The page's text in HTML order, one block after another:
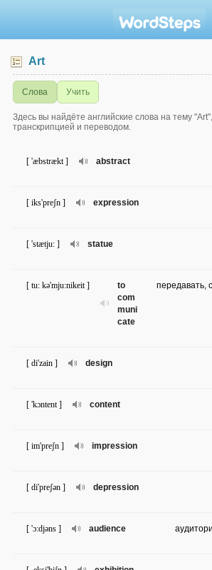
Art
Слова Учить
Здесь вы найдёте английские слова на тему
транскрипцией и переводом.
abstract
[ 'æbstrækt ]
expression
[ iks'preʃn ]
statue
[ 'stætju: ]
to
com
muni
cate
[ tu: kə'mju:nikeit ] передавать,
design
[ di'zain ]
content
[ 'kɔntent ]
impression
[ im'preʃn ]
depression
[ di'preʃən ]
audience
[ 'ɔ:djəns ]